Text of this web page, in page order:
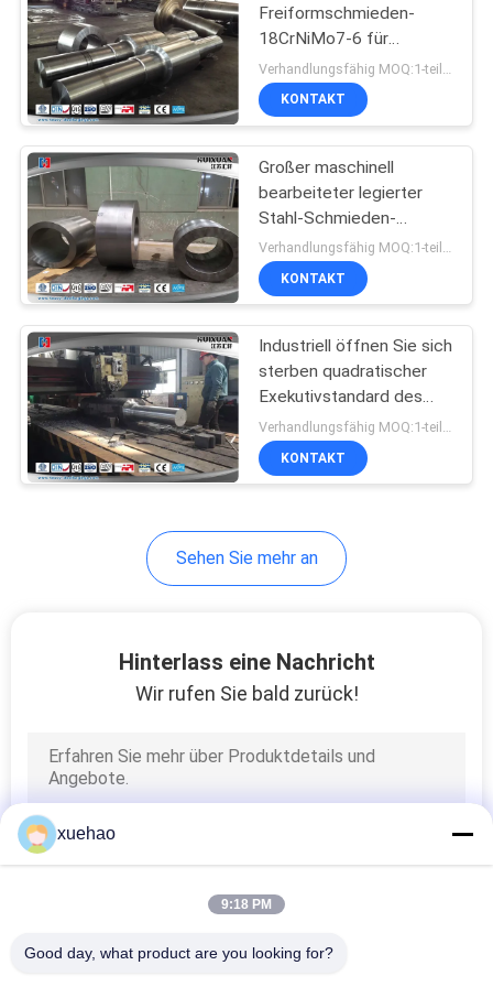
Freiformschmieden
27
Legierter Stahl
Schmiedeteile
Kohlenstoff-Stahl
Dampf-
Turbinenrotor-
Schmieden
Freiformschmieden-
18CrNiMo7-6 für
Minenmaschiene 8000T
KONTAKT
Großer maschinell
bearbeiteter legierter
Stahl-Schmieden-
Wellen-Ärmel 4140 4330
18CrNiMo7-6 4340
Verhandlungsfähig MOQ:1-teilig
KONTAKT
Industriell öffnen Sie sich
sterben quadratischer
Exekutivstandard des
Wellen-Schmieden-
Edelstahl-ASTM
Verhandlungsfähig MOQ:1-teilig
KONTAKT
Sehen Sie mehr an
Hinterlass eine Nachricht
Wir rufen Sie bald zurück!
xuehao
9:18 PM
Good day, what product are you looking for?